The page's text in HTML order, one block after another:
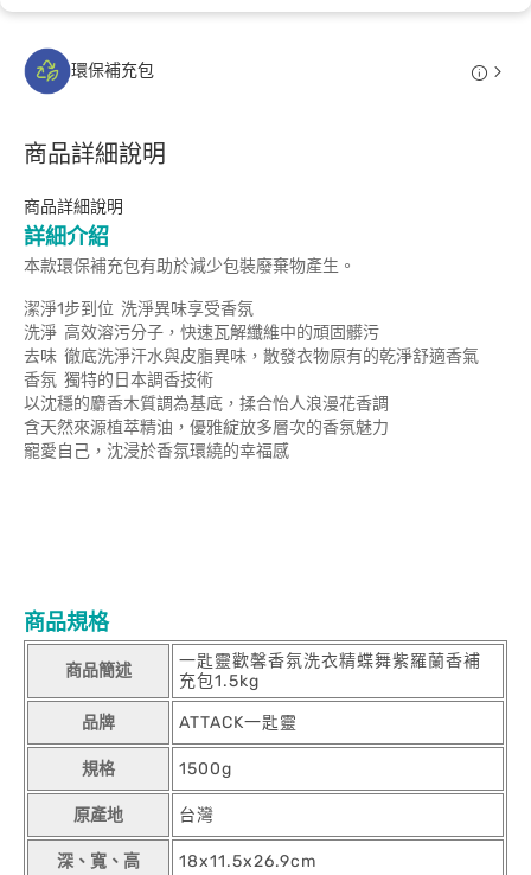
環保補充包
商品詳細說明
商品詳細說明
詳細介紹
本款環保補充包有助於減少包裝廢棄物產生。
潔淨1步到位 洗淨異味享受香氛
洗淨 高效溶污分子，快速瓦解纖維中的頑固髒污
去味 徹底洗淨汗水與皮脂異味，散發衣物原有的乾淨舒適香氣
香氛 獨特的日本調香技術
以沈穩的麝香木質調為基底，揉合怡人浪漫花香調
含天然來源植萃精油，優雅綻放多層次的香氛魅力
寵愛自己，沈浸於香氛環繞的幸福感
商品規格
商品簡述
一匙靈歡馨香氛洗衣精蝶舞紫羅蘭香補
充包1.5kg
品牌 ATTACK一匙靈
規格 1500g
原產地 台灣
深、寬、高 18x11.5x26.9cm